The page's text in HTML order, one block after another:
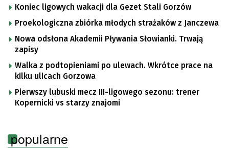
Koniec ligowych wakacji dla Gezet Stali Gorzów
Proekologiczna zbiórka młodych strażaków z Janczewa
Nowa odsłona Akademii Pływania Słowianki. Trwają
zapisy
Walka z podtopieniami po ulewach. Wkrótce prace na
kilku ulicach Gorzowa
Pierwszy lubuski mecz III-ligowego sezonu: trener
Kopernicki vs starzy znajomi
popularne